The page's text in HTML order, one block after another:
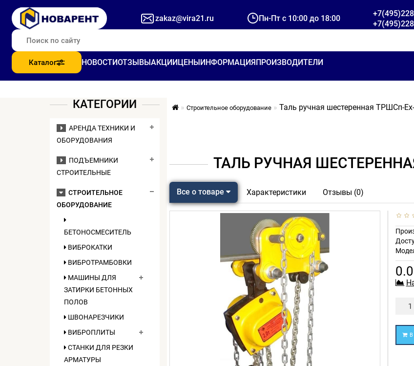
zakaz@vira21.ru Пн-Пт с 10:00 до 18:00
Каталог НОВОСТИОТЗЫВЫАКЦИИЦЕНЫИНФОРМАЦИЯПРОИЗВОДИТЕЛИ
КАТЕГОРИИ
АРЕНДА ТЕХНИКИ И
ОБОРУДОВАНИЯ
ПОДЪЕМНИКИ
СТРОИТЕЛЬНЫЕ
СТРОИТЕЛЬНОЕ
ОБОРУДОВАНИЕ
БЕТОНОСМЕСИТЕЛЬ
ВИБРОКАТКИ
ВИБРОТРАМБОВКИ
МАШИНЫ ДЛЯ
ЗАТИРКИ БЕТОННЫХ
ПОЛОВ
ШВОНАРЕЗЧИКИ
ВИБРОПЛИТЫ
СТАНКИ ДЛЯ РЕЗКИ
АРМАТУРЫ
Строительное оборудование Таль ручная шестеренная ТРШСп-
ТАЛЬ РУЧНАЯ
Все о товаре Характеристики Отзывы (0)
В